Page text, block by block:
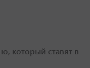
который ставят в